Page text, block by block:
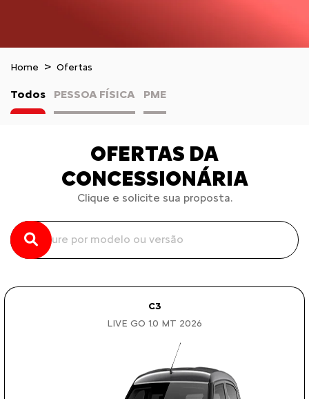
Home Ofertas
Todos PESSOA FÍSICA PME
OFERTAS DA
CONCESSIONÁRIA
Clique e solicite sua proposta.
C3
LIVE GO 1.0 MT 2026